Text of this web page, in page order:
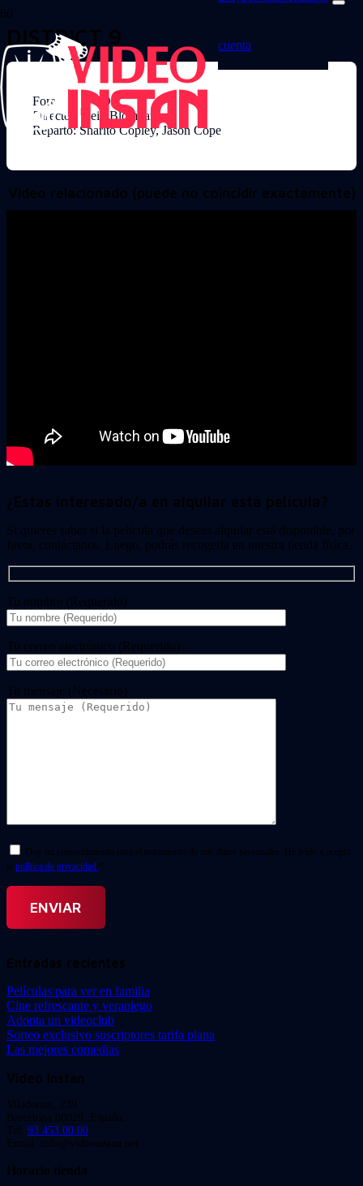
cuenta
DISTRICT 9
Formato: DVD
Director: Neill Blomkamp
Reparto: Sharlto Copley, Jason Cope
Video relacionado (puede no coincidir exactamente)
¿Estas interesado/a en alquilar esta película?
Si quieres saber si la película que deseas alquilar está disponible, por
favor, contáctanos. Luego, podrás recogerla en nuestra tienda física.
Tu nombre (Requerido)
Tu correo electrónico (Requerido)
Tu mensaje (Necesario)
Doy mi consentimiento para el tratamiento de mis datos personales. He leído y acepto
la política de privacidad. *
Entradas recientes
Películas para ver en familia
Cine refrescante y veraniego
Adopta un videoclub
Sorteo exclusivo suscriptores tarifa plana
Las mejores comedias
Video Instan
Viladomat, 239
Barcelona 08029. España.
Tel: 93 453 00 00
Email: info@videoinstan.net
Horario tienda